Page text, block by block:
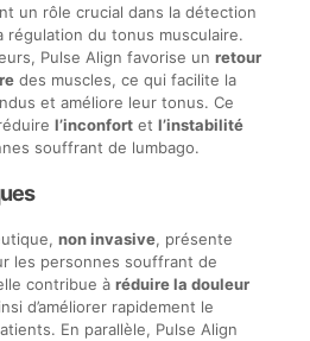
un rôle crucial dans la détection
régulation du tonus musculaire.
Pulse Align favorise un retour
des muscles, ce qui facilite la
et améliore leur tonus. Ce
l’inconfortet l’instabilité
souffrant de lumbago.
non invasive, présente
les personnes souffrant de
contribue à réduire la douleur
d’améliorer rapidement le
En parallèle, Pulse Align